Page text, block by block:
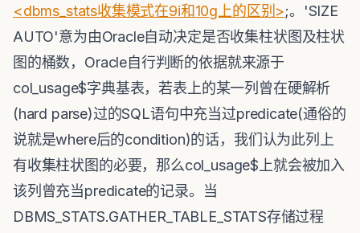
<dbms_stats收集模式在9i和10g上的区别>;。'SIZE
AUTO'意为由Oracle自动决定是否收集柱状图及柱状
图的桶数，Oracle自行判断的依据就来源于
col_usage$字典基表，若表上的某一列曾在硬解析
(hard parse)过的SQL语句中充当过predicate(通俗的
说就是where后的condition)的话，我们认为此列上
有收集柱状图的必要，那么col_usage$上就会被加入
该列曾充当predicate的记录。当
DBMS_STATS.GATHER_TABLE_STATS存储过程